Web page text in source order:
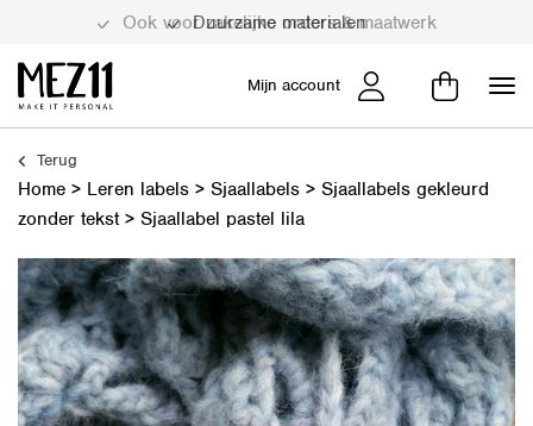
Duurzame materialen
Mijn account
Terug
Home > Leren labels > Sjaallabels > Sjaallabels gekleurd
zonder tekst> Sjaallabel pastel lila